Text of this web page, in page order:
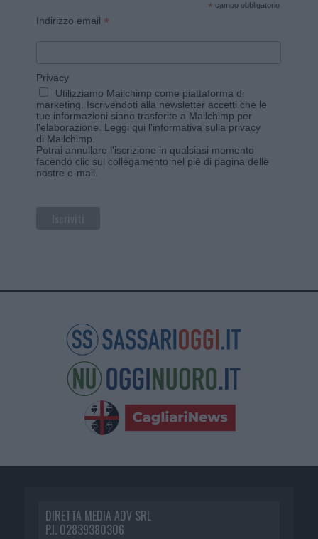
* campo obbligatorio
Indirizzo email *
Privacy
Utilizziamo Mailchimp come piattaforma di
marketing. Iscrivendoti alla newsletter accetti che le
tue informazioni siano trasferite a Mailchimp per
l'elaborazione. Leggi qui l'informativa sulla privacy
di Mailchimp
Potrai annullare l'iscrizione in qualsiasi momento
facendo clic sul collegamento nel piè di pagina delle
nostre e-mail.
DIRETTA MEDIA ADV SRL
P.I. 02839380306